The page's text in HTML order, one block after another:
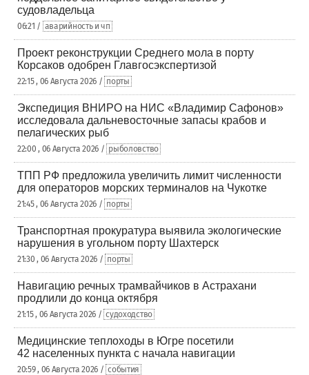
судовладельца
06:21 / аварийность и чп
Проект реконструкции Среднего мола в порту
Корсаков одобрен Главгосэкспертизой
22:15 , 06 Августа 2026 / порты
Экспедиция ВНИРО на НИС «Владимир Сафонов»
исследовала дальневосточные запасы крабов и
пелагических рыб
22:00 , 06 Августа 2026 / рыболовство
ТПП РФ предложила увеличить лимит численности
для операторов морских терминалов на Чукотке
21:45 , 06 Августа 2026 / порты
Транспортная прокуратура выявила экологические
нарушения в угольном порту Шахтерск
21:30 , 06 Августа 2026 / порты
Навигацию речных трамвайчиков в Астрахани
продлили до конца октября
21:15 , 06 Августа 2026 / судоходство
Медицинские теплоходы в Югре посетили
42 населенных пункта с начала навигации
20:59 , 06 Августа 2026 / события